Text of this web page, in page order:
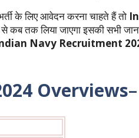
के लिए आवेदन करना चाहते हैं तो
लिया जाएगा इसकी सभी
Navy Recruitment
Overviews–